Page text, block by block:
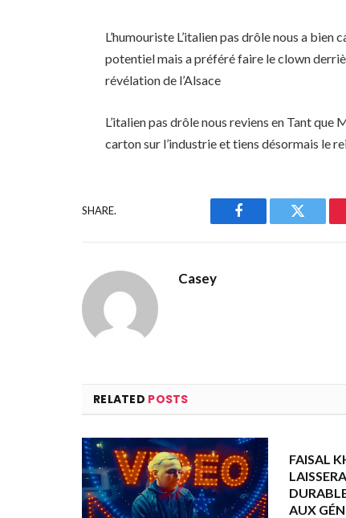
L’humouriste L’italien pas drôle nous a bien
potentiel mais a préféré faire le clown
révélation de l’Alsace
L’italien pas drôle nous reviens en Tant
carton sur l’industrie et tiens désormais le
SHARE.
Facebook Twitter
Casey
RELATED POSTS
FAISAL
AUX